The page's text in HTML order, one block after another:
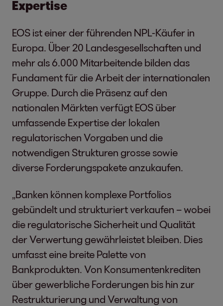
Expertise
EOS ist einer der führenden NPL-Käufer in
Europa. Über 20 Landesgesellschaften und
mehr als 6.000 Mitarbeitende bilden das
Fundament für die Arbeit der internationalen
Gruppe. Durch die Präsenz auf den
nationalen Märkten verfügt EOS über
umfassende Expertise der lokalen
regulatorischen Vorgaben und die
notwendigen Strukturen grosse sowie
diverse Forderungspakete anzukaufen.
„Banken können komplexe Portfolios
gebündelt und strukturiert verkaufen – wobei
die regulatorische Sicherheit und Qualität
der Verwertung gewährleistet bleiben. Dies
umfasst eine breite Palette von
Bankprodukten. Von Konsumentenkrediten
über gewerbliche Forderungen bis hin zur
Restrukturierung und Verwaltung von